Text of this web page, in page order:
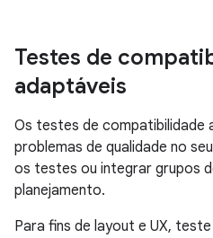
Testes de
adaptáveis
Os testes de compatibilidade
problemas de qualidade no
os testes ou integrar grupos
planejamento.
Para fins de layout e UX,